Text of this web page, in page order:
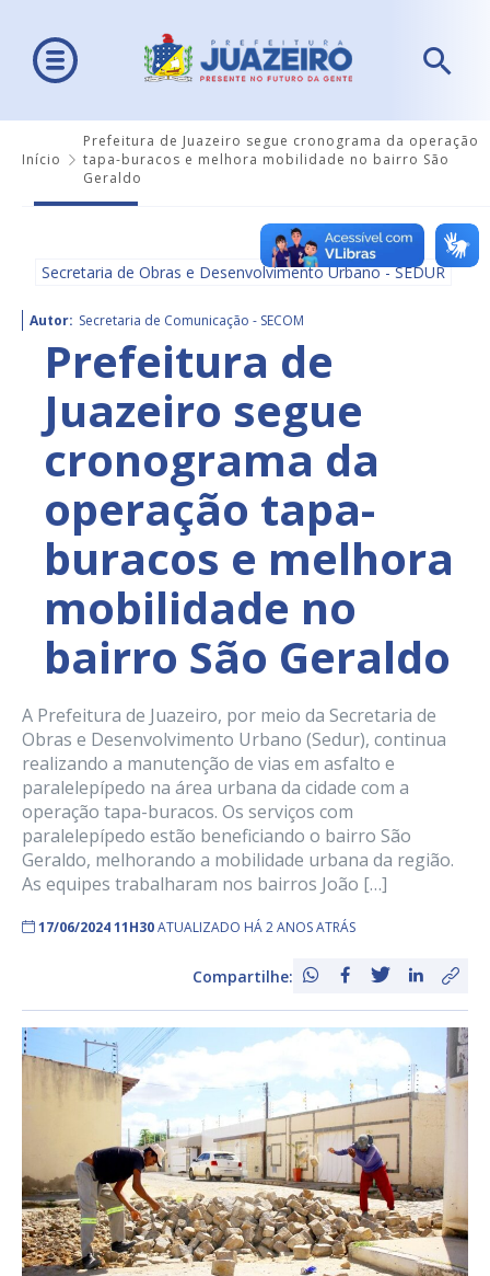
Início
Prefeitura de Juazeiro segue cronograma da operação
tapa-buracos e melhora mobilidade no bairro São
Geraldo
Secretaria de Obras e Desenvolvimento Urbano - SEDUR
Autor: Secretaria de Comunicação - SECOM
Prefeitura de
Juazeiro segue
cronograma da
operação tapa-
buracos e melhora
mobilidade no
bairro São Geraldo
A Prefeitura de Juazeiro, por meio da Secretaria de
Obras e Desenvolvimento Urbano (Sedur), continua
realizando a manutenção de vias em asfalto e
paralelepípedo na área urbana da cidade com a
operação tapa-buracos. Os serviços com
paralelepípedo estão beneficiando o bairro São
Geraldo, melhorando a mobilidade urbana da região.
As equipes trabalharam nos bairros João […]
17/06/2024 11H30ATUALIZADO HÁ 2 ANOS ATRÁS
Compartilhe: